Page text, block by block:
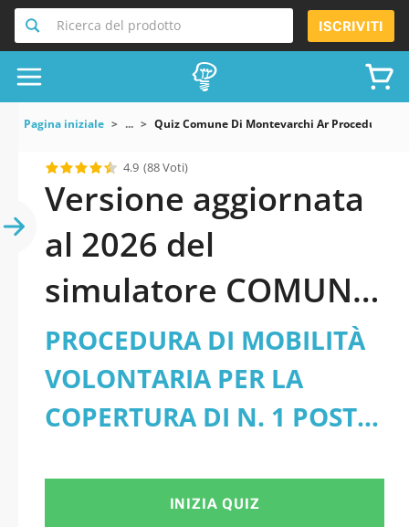
Ricerca del prodotto ISCRIVITI
Pagina iniziale ... Quiz Comune Di Montevarchi Ar Procedura Di
4.9 (88 Voti)
Versione aggiornata
al 2026 del
simulatore COMUNE
DI MONTEVARCHI
(AR): PROCEDURA DI
MOBILITÀ
VOLONTARIA PER LA
PROCEDURA DI MOBILITÀ
VOLONTARIA PER LA
COPERTURA DI N. 1 POSTO
PROFILO PROFESSIONALE
INIZIA QUIZ